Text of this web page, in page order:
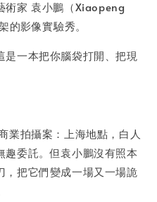
術家 袁小鵬（Xiaopeng
的影像實驗秀。
一本把你腦袋打開、把現
業拍攝案：上海地點，白人
委託。但袁小鵬沒有照本
，把它們變成一場又一場詭